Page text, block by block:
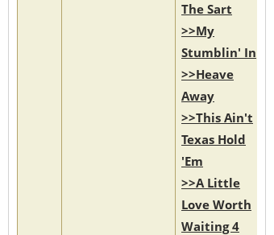
The Sart
>>My
Stumblin' In
>>Heave
Away
>>This Ain't
Texas Hold
'Em
>>A Little
Love Worth
Waiting 4